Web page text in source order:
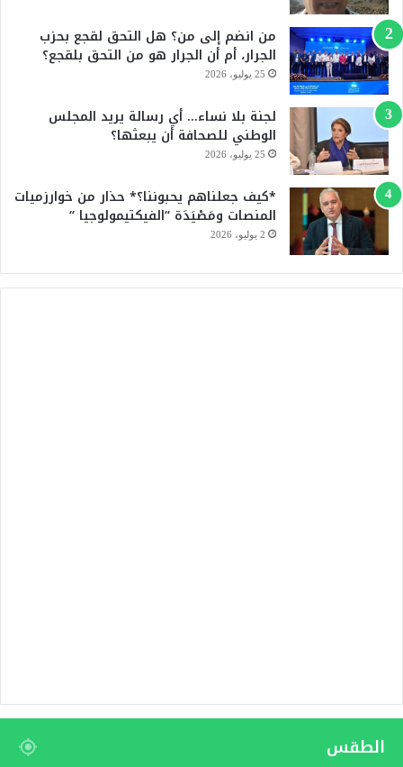
b
e
من انضم إلى من؟ هل التحق لقجع بحزب
الجرار، أم أن الجرار هو من التحق بلقجع؟
25 يوليو، 2026
لجنة بلا نساء… أي رسالة يريد المجلس
الوطني للصحافة أن يبعثها؟
25 يوليو، 2026
*كيف جعلناهم يحبوننا؟* حذار من خوارزميات
المنصات ومَصْيَدَة “الفيكتيمولوجيا “
2 يوليو، 2026
الطقس